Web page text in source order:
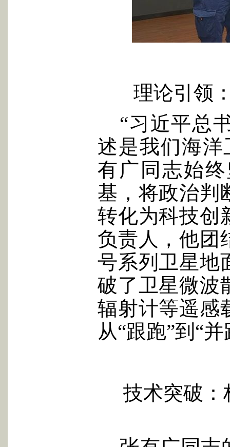
理论引领
“习近平总
述是我们海洋
有广同志始
基，将政治判
转化为科技创
负责人，他团
号系列卫星地
破了卫星微波
辐射计等遥感
从“跟跑”到“
技术突破：